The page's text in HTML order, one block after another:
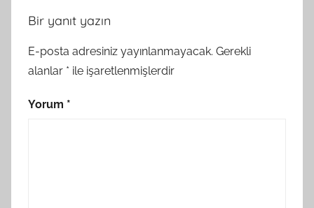
Bir yanıt yazın
E-posta adresiniz yayınlanmayacak. Gerekli
alanlar * ile işaretlenmişlerdir
Yorum *